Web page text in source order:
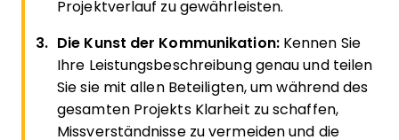
Projektverlauf zu gewährleisten.
Die Kunst der Kommunikation: Kennen Sie
Ihre Leistungsbeschreibung genau und teilen
Sie sie mit allen Beteiligten, um während des
gesamten Projekts Klarheit zu schaffen,
Missverständnisse zu vermeiden und die